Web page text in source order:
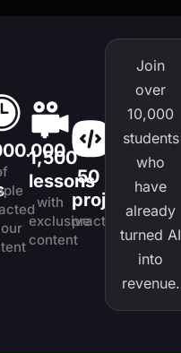
1,500
lessons
with
exclusive
content
50
projects
practical
Join
over
10,000
students
who
have
already
turned AI
into
revenue.